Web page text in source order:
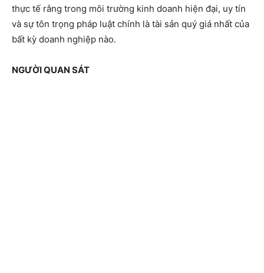
thực tế rằng trong môi trường kinh doanh hiện đại, uy tín
và sự tôn trọng pháp luật chính là tài sản quý giá nhất của
bất kỳ doanh nghiệp nào.
NGƯỜI QUAN SÁT